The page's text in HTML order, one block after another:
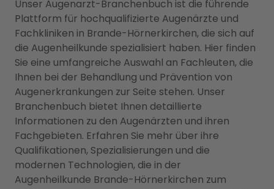
Unser Augenarzt-Branchenbuch ist die führende
Plattform für hochqualifizierte Augenärzte und
Fachkliniken in Brande-Hörnerkirchen, die sich auf
die Augenheilkunde spezialisiert haben. Hier finden
Sie eine umfangreiche Auswahl an Fachleuten, die
Ihnen bei der Behandlung und Prävention von
Augenerkrankungen zur Seite stehen. Unser
Branchenbuch bietet Ihnen detaillierte
Informationen zu den Augenärzten und ihren
Fachgebieten. Erfahren Sie mehr über ihre
Qualifikationen, Spezialisierungen und die
modernen Technologien, die in der
Augenheilkunde Brande-Hörnerkirchen zum